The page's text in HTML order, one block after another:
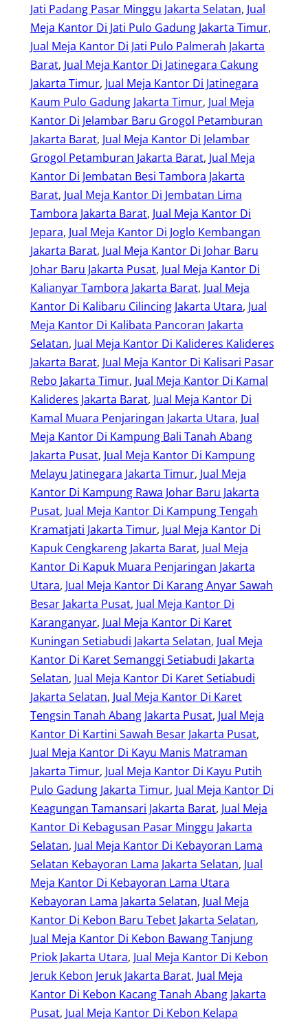
Jati Padang Pasar Minggu Jakarta Selatan, Jual
Meja Kantor Di Jati Pulo Gadung Jakarta Timur
Jual Meja Kantor Di Jati Pulo Palmerah Jakarta
Barat, Jual Meja Kantor Di Jatinegara Cakung
Jakarta Timur, Jual Meja Kantor Di Jatinegara
Kaum Pulo Gadung Jakarta Timur, Jual Meja
Kantor Di Jelambar Baru Grogol Petamburan
Jakarta Barat, Jual Meja Kantor Di Jelambar
Grogol Petamburan Jakarta Barat, Jual Meja
Kantor Di Jembatan Besi Tambora Jakarta
Barat, Jual Meja Kantor Di Jembatan Lima
Tambora Jakarta Barat, Jual Meja Kantor Di
Jepara, Jual Meja Kantor Di Joglo Kembangan
Jakarta Barat, Jual Meja Kantor Di Johar Baru
Johar Baru Jakarta Pusat, Jual Meja Kantor Di
Kalianyar Tambora Jakarta Barat, Jual Meja
Kantor Di Kalibaru Cilincing Jakarta Utara, Jual
Meja Kantor Di Kalibata Pancoran Jakarta
Selatan, Jual Meja Kantor Di Kalideres Kalideres
Jakarta Barat, Jual Meja Kantor Di Kalisari Pasar
Rebo Jakarta Timur, Jual Meja Kantor Di Kamal
Kalideres Jakarta Barat, Jual Meja Kantor Di
Kamal Muara Penjaringan Jakarta Utara, Jual
Meja Kantor Di Kampung Bali Tanah Abang
Jakarta Pusat, Jual Meja Kantor Di Kampung
Melayu Jatinegara Jakarta Timur, Jual Meja
Kantor Di Kampung Rawa Johar Baru Jakarta
Pusat, Jual Meja Kantor Di Kampung Tengah
Kramatjati Jakarta Timur, Jual Meja Kantor Di
Kapuk Cengkareng Jakarta Barat, Jual Meja
Kantor Di Kapuk Muara Penjaringan Jakarta
Utara, Jual Meja Kantor Di Karang Anyar Sawah
Besar Jakarta Pusat, Jual Meja Kantor Di
Karanganyar, Jual Meja Kantor Di Karet
Kuningan Setiabudi Jakarta Selatan, Jual Meja
Kantor Di Karet Semanggi Setiabudi Jakarta
Selatan, Jual Meja Kantor Di Karet Setiabudi
Jakarta Selatan, Jual Meja Kantor Di Karet
Tengsin Tanah Abang Jakarta Pusat, Jual Meja
Kantor Di Kartini Sawah Besar Jakarta Pusat
Jual Meja Kantor Di Kayu Manis Matraman
Jakarta Timur, Jual Meja Kantor Di Kayu Putih
Pulo Gadung Jakarta Timur, Jual Meja Kantor Di
Keagungan Tamansari Jakarta Barat, Jual Meja
Kantor Di Kebagusan Pasar Minggu Jakarta
Selatan, Jual Meja Kantor Di Kebayoran Lama
Selatan Kebayoran Lama Jakarta Selatan, Jual
Meja Kantor Di Kebayoran Lama Utara
Kebayoran Lama Jakarta Selatan, Jual Meja
Kantor Di Kebon Baru Tebet Jakarta Selatan
Jual Meja Kantor Di Kebon Bawang Tanjung
Priok Jakarta Utara, Jual Meja Kantor Di Kebon
Jeruk Kebon Jeruk Jakarta Barat, Jual Meja
Kantor Di Kebon Kacang Tanah Abang Jakarta
Pusat, Jual Meja Kantor Di Kebon Kelapa